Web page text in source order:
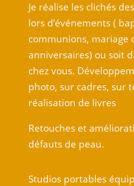
Je réalise les clichés
lors d’événements (
communions, mariage
anniversaires) ou soit
chez vous.
photo, sur cadres, sur
réalisation de livres
Retouches et
défauts de peau.
Studios portables